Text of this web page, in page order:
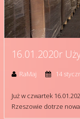
16.01.2020r
RaMaj 14
Już w czwartek
Rzeszowie dotrze